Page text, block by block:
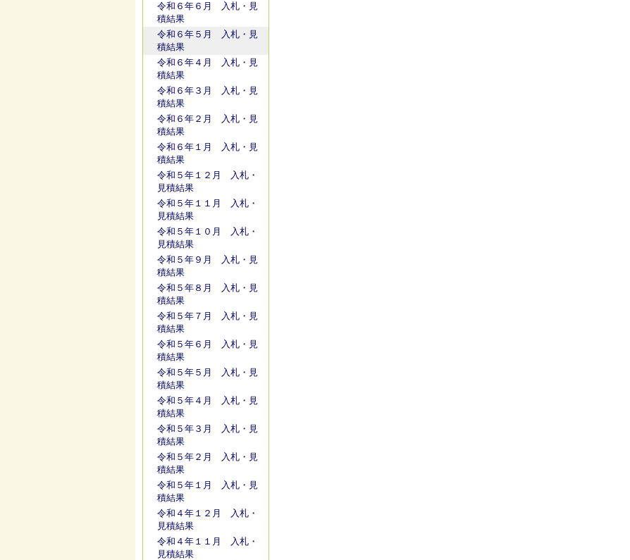
令和６年６月 入札・見
積結果
令和６年５月 入札・見
積結果
令和６年４月 入札・見
積結果
令和６年３月 入札・見
積結果
令和６年２月 入札・見
積結果
令和６年１月 入札・見
積結果
令和５年１２月 入札・
見積結果
令和５年１１月 入札・
見積結果
令和５年１０月 入札・
見積結果
令和５年９月 入札・見
積結果
令和５年８月 入札・見
積結果
令和５年７月 入札・見
積結果
令和５年６月 入札・見
積結果
令和５年５月 入札・見
積結果
令和５年４月 入札・見
積結果
令和５年３月 入札・見
積結果
令和５年２月 入札・見
積結果
令和５年１月 入札・見
積結果
令和４年１２月 入札・
見積結果
令和４年１１月 入札・
見積結果